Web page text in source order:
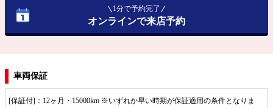
1分で予約完了
オンラインで来店予約
車両保証
[保証付]：12ヶ月・15000km ※いずれか早い時期が保証適用の条件となりま